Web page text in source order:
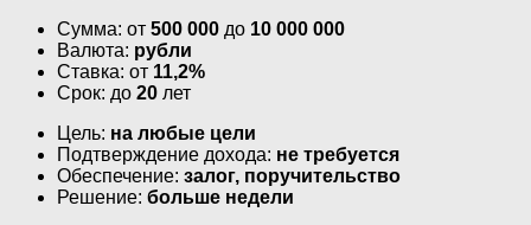
Сумма: от 500 000 до 10 000 000
Валюта: рубли
Ставка: от 11,2%
Срок: до 20 лет
Цель: на любые цели
Подтверждение дохода: не требуется
Обеспечение: залог, поручительство
Решение: больше недели